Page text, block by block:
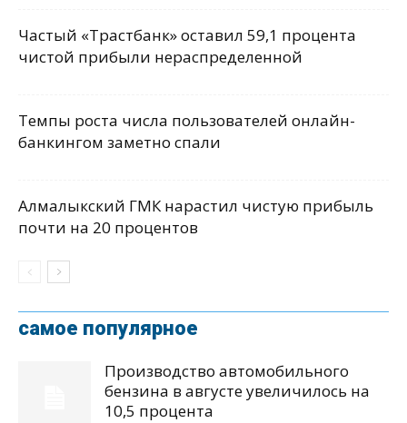
Частый «Трастбанк» оставил 59,1 процента
чистой прибыли нераспределенной
Темпы роста числа пользователей онлайн-
банкингом заметно спали
Алмалыкский ГМК нарастил чистую прибыль
почти на 20 процентов
самое популярное
Производство автомобильного
бензина в августе увеличилось на
10,5 процента